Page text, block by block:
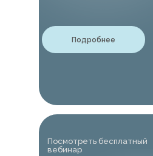
Посмотреть бесплатный
вебинар
Подробнее